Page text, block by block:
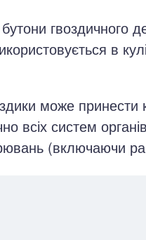
гвоздичного
в
може принести
всіх систем
(включаючи